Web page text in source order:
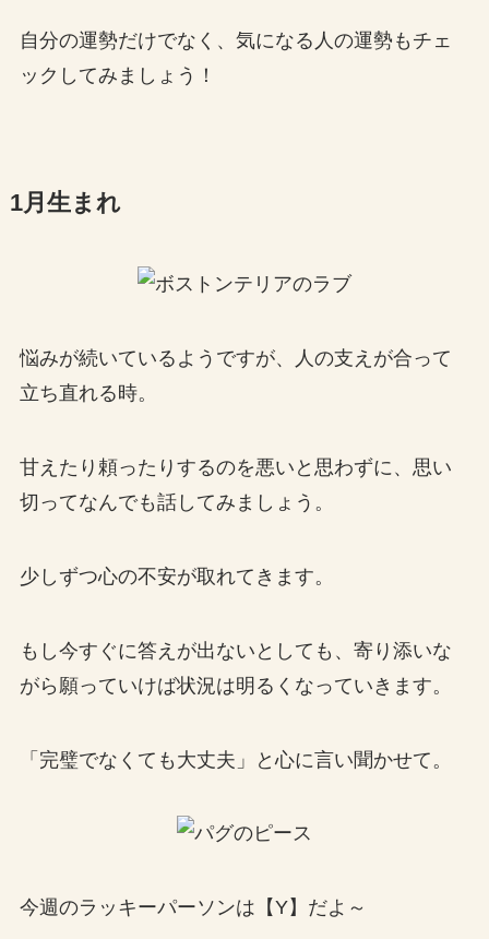
自分の運勢だけでなく、気になる人の運勢もチェ
ックしてみましょう！
1月生まれ
悩みが続いているようですが、人の支えが合って
立ち直れる時。
甘えたり頼ったりするのを悪いと思わずに、思い
切ってなんでも話してみましょう。
少しずつ心の不安が取れてきます。
もし今すぐに答えが出ないとしても、寄り添いな
がら願っていけば状況は明るくなっていきます。
「完璧でなくても大丈夫」と心に言い聞かせて。
今週のラッキーパーソンは【Y】だよ～